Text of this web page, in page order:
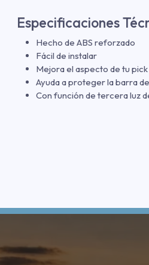
Especificaciones
Hecho de ABS reforzado
Fácil de instalar
Mejora el aspecto de tu pick
Ayuda a proteger la barra
Con función de tercera luz